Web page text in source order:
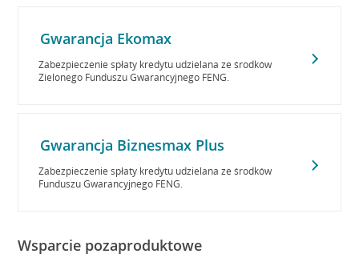
Gwarancja Ekomax
Zabezpieczenie spłaty kredytu udzielana ze środków
Zielonego Funduszu Gwarancyjnego FENG.
Gwarancja Biznesmax Plus
Zabezpieczenie spłaty kredytu udzielana ze środków
Funduszu Gwarancyjnego FENG.
Wsparcie pozaproduktowe